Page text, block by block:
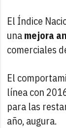
El Índice
unamejora
comerciales
El
línea con
para las
año, augura.